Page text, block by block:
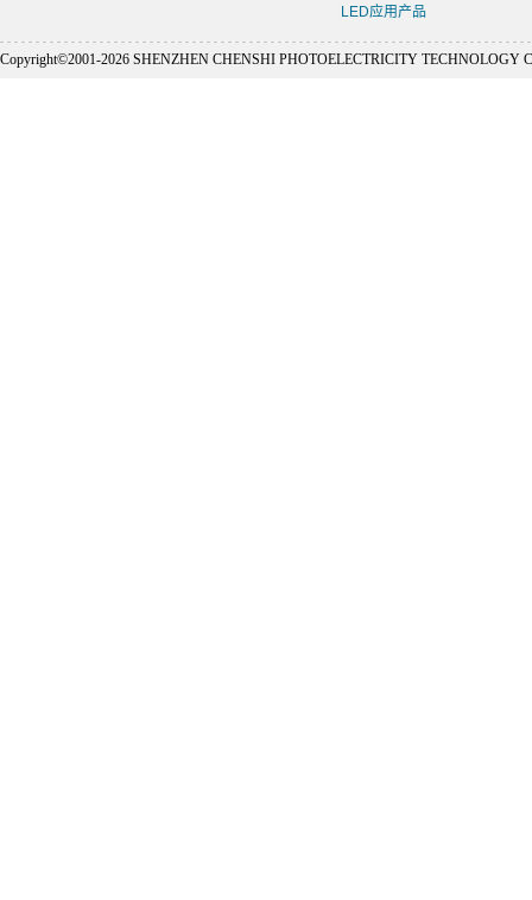
LED应用产品
Copyright©2001-2026 SHENZHEN CHENSHI PHOTOELECTRICITY TECHNOLOGY